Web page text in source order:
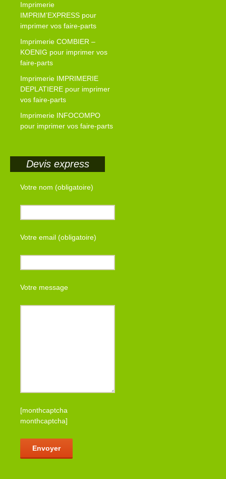
Imprimerie
IMPRIM’EXPRESS pour
imprimer vos faire-parts
Imprimerie COMBIER –
KOENIG pour imprimer vos
faire-parts
Imprimerie IMPRIMERIE
DEPLATIERE pour imprimer
vos faire-parts
Imprimerie INFOCOMPO
pour imprimer vos faire-parts
Devis express
Votre nom (obligatoire)
Votre email (obligatoire)
Votre message
[monthcaptcha
monthcaptcha]